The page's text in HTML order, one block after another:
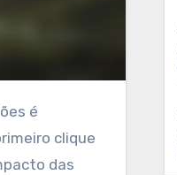
clique
das